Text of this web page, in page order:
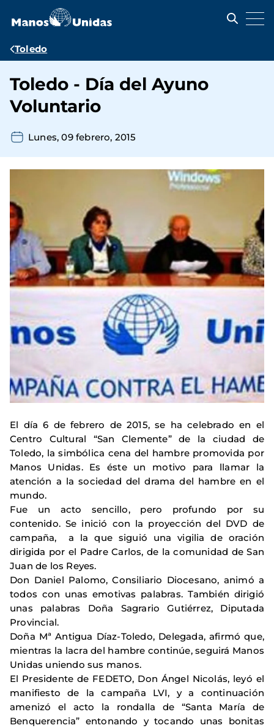
contenido
Ruta
navegación
Toledo
Toledo - Día del Ayuno
Voluntario
Lunes, 09 febrero, 2015
El día 6 de febrero de 2015, se ha celebrado en el
Centro Cultural “San Clemente” de la ciudad de
Toledo, la simbólica cena del hambre promovida por
Manos Unidas. Es éste un motivo para llamar la
atención a la sociedad del drama del hambre en el
mundo.
Fue un acto sencillo, pero profundo por su
contenido. Se inició con la proyección del DVD de
campaña, a la que siguió una vigilia de oración
dirigida por el Padre Carlos, de la comunidad de San
Juan de los Reyes.
Don Daniel Palomo, Consiliario Diocesano, animó a
todos con unas emotivas palabras. También dirigió
unas palabras Doña Sagrario Gutiérrez, Diputada
Provincial.
Doña Mª Antigua Díaz-Toledo, Delegada, afirmó que,
mientras la lacra del hambre continúe, seguirá Manos
Unidas uniendo sus manos.
El Presidente de FEDETO, Don Ángel Nicolás, leyó el
manifiesto de la campaña LVI, y a continuación
amenizó el acto la rondalla de “Santa María de
Benquerencia” entonando y tocando unas bonitas